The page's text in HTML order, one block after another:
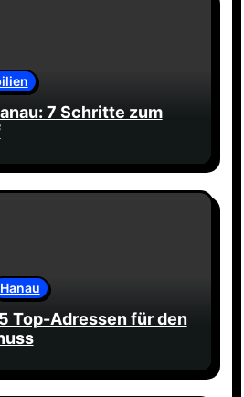
7 Schritte zum
Hanau
Top-Adressen für den